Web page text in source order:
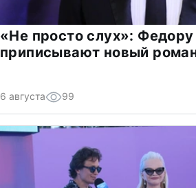
«Не просто слух»:
приписывают новый
6 августа 99